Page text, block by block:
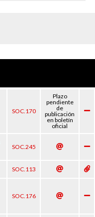
SOC.170
Plazo
pendiente
de
publicación
en boletín
oficial
SOC.245
SOC.113
SOC.176